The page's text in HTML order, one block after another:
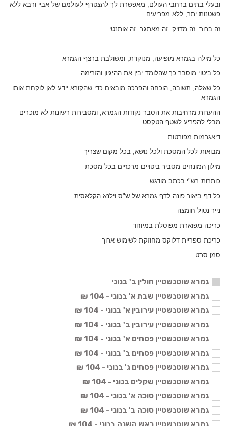
ובעלי בתים ברחבי העולם, מאפשרת לך להצטרף לעולמם של אביי ורבא ללא
פשטנות יתר, ללא מפריעים.
זה ברור. זה מדויק. זה מאתגר. זה אותנטי.
כל מילה בגמרא מופיעה, מנוקדת, ומשולבת ברצף הגמרא
כל ביטוי מוסבר כך שהלומד יבין את ההיגיון והזרימה
כל שאלה, תשובה, הוכחה והפרכה מובאים כדי שהקורא יידע לאן לוקחת אותו
הגמרא
ההערות מרחיבות את הסבר נקודות הגמרא, ומסבירות רעיונות לא מוכרים
מבלי להפריע לשטף הטקסט.
דיאגרמות מפורטות
מבואות לכל המסכת ולכל נושא, בכל מקום שצריך
מילון המונחים מסביר ביטויים מרכזיים בכל מסכת
כותרות רש"י בכתב מודגש
כל דף ביאור פונה לדף גמרא של ש"ס וילנא הקלאסית
נייר נטול חומצה
כריכה מפוארת מפוסלת במיוחד
כריכת ספריית דלוקס מחוזקת לשימוש ארוך
סמן סרט
גמרא שוטנשטיין חולין ב' בנוני
גמרא שוטנשטיין שבת א' בנוני - 104 ₪
גמרא שוטנשטיין עירובין א' בנוני - 104 ₪
גמרא שוטנשטיין עירובין ב' בנוני - 104 ₪
גמרא שוטנשטיין פסחים א' בנוני - 104 ₪
גמרא שוטנשטיין פסחים ב' בנוני - 104 ₪
גמרא שוטנשטיין פסחים ג' בנוני - 104 ₪
גמרא שוטנשטיין שקלים בנוני - 104 ₪
גמרא שוטנשטיין סוכה א' בנוני - 104 ₪
גמרא שוטנשטיין סוכה ב' בנוני - 104 ₪